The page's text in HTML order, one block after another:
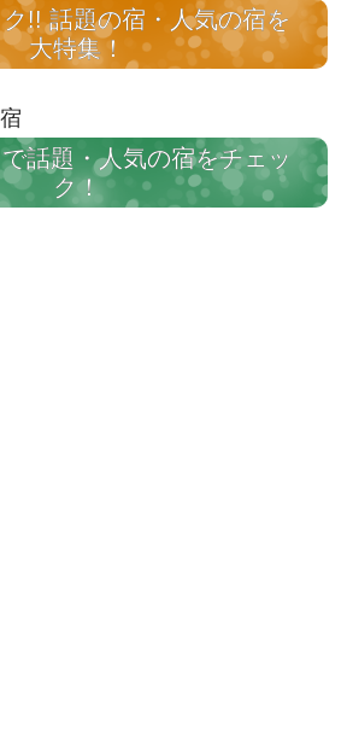
!! 話題の宿・人気の宿を
大特集！
話題・人気の宿をチェッ
ク！